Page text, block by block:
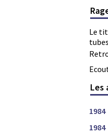
Le
Les
1984
1984